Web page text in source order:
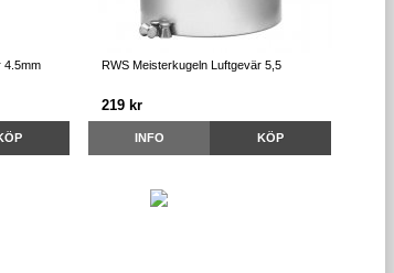
4.5mm RWS Meisterkugeln Luftgevär 5,5
219 kr
INFO KÖP